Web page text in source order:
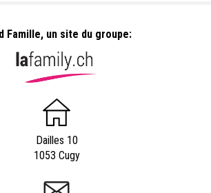
Famille, un site du groupe:
Dailles 10
1053 Cugy